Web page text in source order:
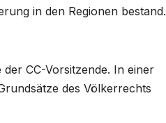
in den Regionen bestand.
CC-Vorsitzende. In einer
des Völkerrechts